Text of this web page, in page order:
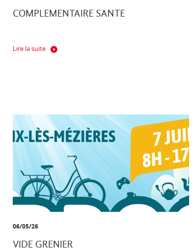
COMPLEMENTAIRE SANTE
Lire la suite
06/05/26
VIDE GRENIER